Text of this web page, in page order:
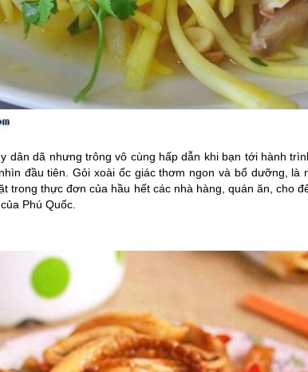
dân dã nhưng trông vô cùng hấp dẫn khi bạn tới hành
đầu tiên. Gỏi xoài ốc giác thơm ngon và bổ dưỡng, là
trong thực đơn của hầu hết các nhà hàng, quán ăn, cho
Phú Quốc